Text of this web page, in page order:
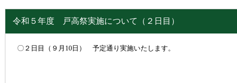
令和５年度 戸高祭実施について（２日目）
〇２ 日目（９月10日） 予定通り実施いたします。